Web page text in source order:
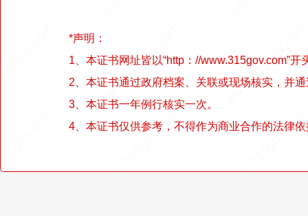
*声明：
1、本证书网址皆以“http：//www.315gov.com”开
2、本证书通过政府档案、关联或现场核实，并
3、本证书一年例行核实一次。
4、本证书仅供参考，不得作为商业合作的法律